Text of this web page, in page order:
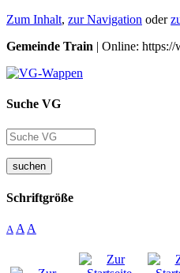
Zum Inhalt, zur Navigation oder
Gemeinde Train | Online:
Suche VG
suchen
Schriftgröße
A A A